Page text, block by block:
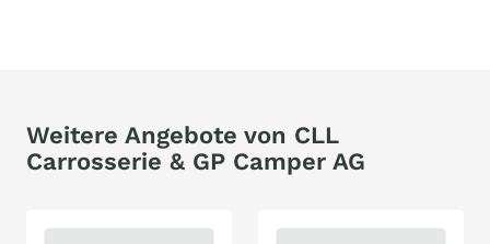
Weitere Angebote von CLL
Carrosserie & GP Camper AG